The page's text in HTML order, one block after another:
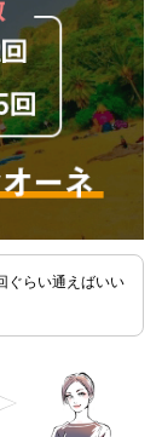
ぐらい通えばいい